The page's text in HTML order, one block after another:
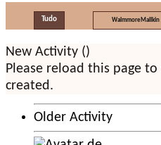
Tudo WalmmoreMallkin
New Activity ()
Please reload this page
created.
Older Activity